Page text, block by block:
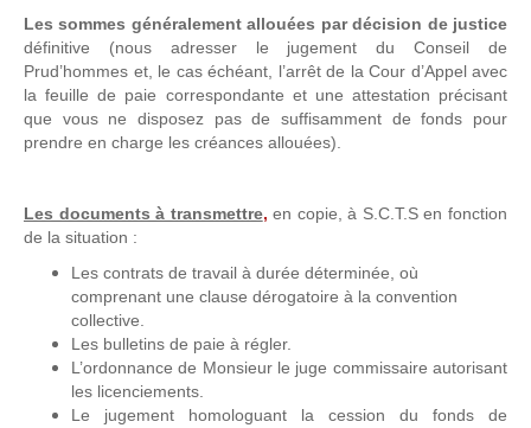
Les sommes généralement allouées par décision de justice
définitive (nous adresser le jugement du Conseil de
Prud’hommes et, le cas échéant, l’arrêt de la Cour d’Appel avec
la feuille de paie correspondante et une attestation précisant
que vous ne disposez pas de suffisamment de fonds pour
prendre en charge les créances allouées).
Les documents à transmettre, en copie, à S.C.T.S en fonction
de la situation :
Les contrats de travail à durée déterminée, où
comprenant une clause dérogatoire à la convention
collective.
Les bulletins de paie à régler.
L’ordonnance de Monsieur le juge commissaire autorisant
les licenciements.
Le jugement homologuant la cession du fonds de